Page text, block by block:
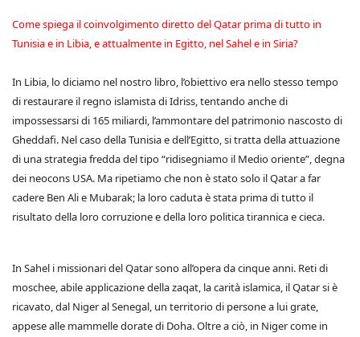
Come spiega il coinvolgimento diretto del Qatar prima di tutto in
Tunisia e in Libia, e attualmente in Egitto, nel Sahel e in Siria?
In Libia, lo diciamo nel nostro libro, l’obiettivo era nello stesso tempo
di restaurare il regno islamista di Idriss, tentando anche di
impossessarsi di 165 miliardi, l’ammontare del patrimonio nascosto di
Gheddafi. Nel caso della Tunisia e dell’Egitto, si tratta della attuazione
di una strategia fredda del tipo “ridisegniamo il Medio oriente”, degna
dei neocons USA. Ma ripetiamo che non è stato solo il Qatar a far
cadere Ben Ali e Mubarak; la loro caduta è stata prima di tutto il
risultato della loro corruzione e della loro politica tirannica e cieca.
In Sahel i missionari del Qatar sono all’opera da cinque anni. Reti di
moschee, abile applicazione della zaqat, la carità islamica, il Qatar si è
ricavato, dal Niger al Senegal, un territorio di persone a lui grate,
appese alle mammelle dorate di Doha. Oltre a ciò, in Niger come in